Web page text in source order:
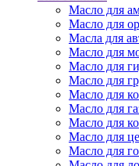
Масло для
Масло для
Масла для
Масло для
Масло для
Масло для
Масло для
Масло для
Масло для
Масло для
Масло для